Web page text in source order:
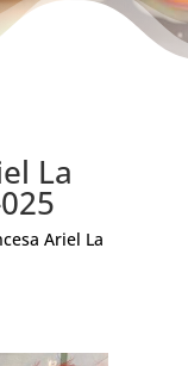
La
Ariel La